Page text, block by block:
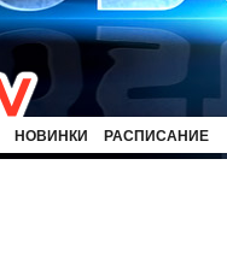
НОВИНКИ РАСПИСАНИЕ